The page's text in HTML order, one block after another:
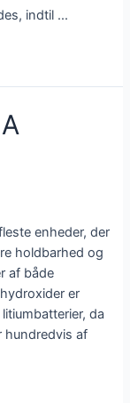
indtil ...
enheder, der
holdbarhed og
af både
er
da
hundredvis af